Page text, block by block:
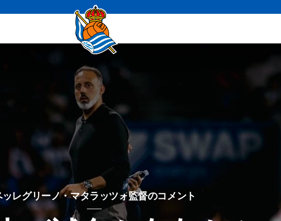
ッレグリーノ・マタラッツォ監督のコメント